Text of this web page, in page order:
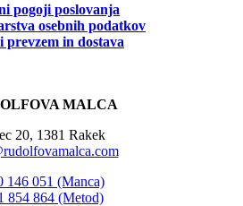
pogoji poslovanja
osebnih podatkov
prevzem in dostava
MALCA
20, 1381 Rakek
146 051 (Manca)
854 864 (Metod)